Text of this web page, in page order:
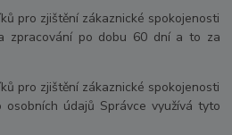
pro zjištění zákaznické spokojenosti
zpracování po dobu 60 dní a to za
pro zjištění zákaznické spokojenosti
osobních údajů Správce využívá tyto